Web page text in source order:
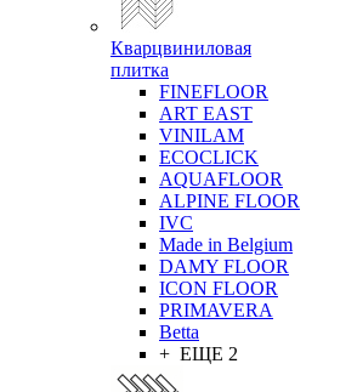
Кварцвиниловая
плитка
FINEFLOOR
ART EAST
VINILAM
ECOCLICK
AQUAFLOOR
ALPINE FLOOR
IVC
Made in Belgium
DAMY FLOOR
ICON FLOOR
PRIMAVERA
Betta
+ ЕЩЕ 2